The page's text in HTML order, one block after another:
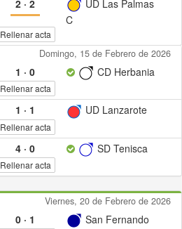
2· 2
UD Las Palmas
C
Rellenar acta
Domingo, 15 de Febrero de 2026
1 · 0 CD Herbania
Rellenar acta
1 · 1 UD Lanzarote
Rellenar acta
4· 0 SD Tenisca
Rellenar acta
Viernes, 20 de Febrero de 2026
0· 1 San Fernando